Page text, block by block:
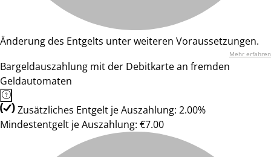
Änderung des Entgelts unter weiteren Voraussetzungen.
Mehr erfahren
Bargeldauszahlung mit der Debitkarte an fremden
Geldautomaten
Zusätzliches Entgelt je Auszahlung: 2.00%
Mindestentgelt je Auszahlung: €7.00